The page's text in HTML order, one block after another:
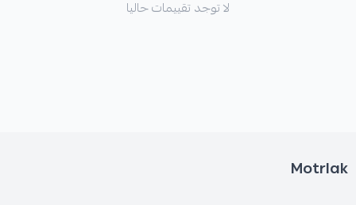
*اهتزازات الفرامل (الرجة) التي تظهر عند استخدام
لا توجد تقييمات حاليا
Motrlak